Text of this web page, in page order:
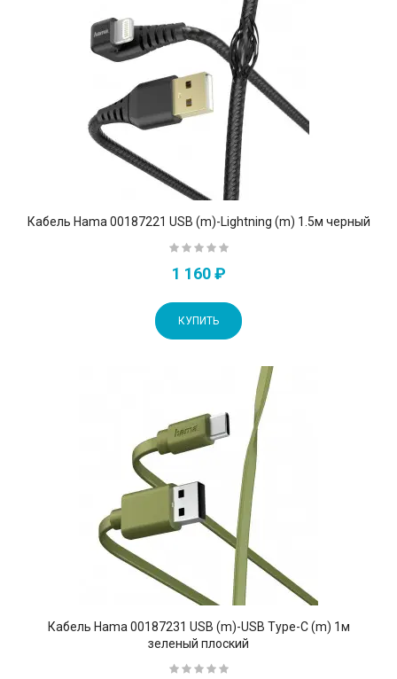
Кабель Hama 00187221 USB (m)-Lightning (m) 1.5м черный
1 160 ₽
КУПИТЬ
Кабель Hama 00187231 USB (m)-USB Type-C (m) 1м
зеленый плоский